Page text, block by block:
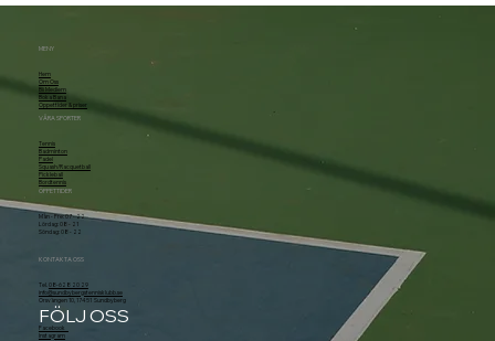
MENY
Hem
Om Oss
Bli Medlem
Boka Bana
Öppettider & priser
VÅRA SPORTER
Tennis
Badminton
Padel
Squash/Racquetball
Pickleball
Bordtennis
ÖPPETTIDER
Mån - Fre: 07 - 22
Lördag: 08 - 21
Söndag: 08 - 22
KONTAKTA OSS
Tel.
08-628 20 29
info@sundbybergstennisklubb.se
Örsvängen 10, 174 51 Sundbyberg
FÖLJ OSS
Facebook
Instagram